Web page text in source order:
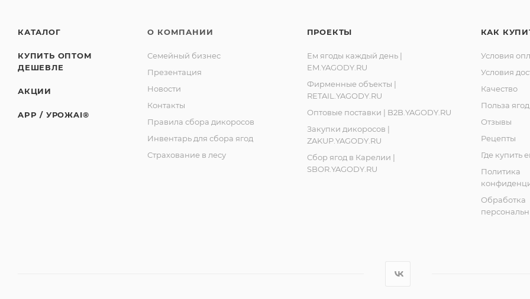
КАТАЛОГ
КУПИТЬ ОПТОМ
ДЕШЕВЛЕ
АКЦИИ
APP / УРОЖAI®
О КОМПАНИИ
Семейный бизнес
Презентация
Новости
Контакты
Правила сбора дикоросов
Инвентарь для сбора ягод
Страхование в лесу
ПРОЕКТЫ
Ем ягоды каждый день |
EM.YAGODY.RU
Фирменные объекты |
RETAIL.YAGODY.RU
Оптовые поставки | B2B.YAGODY.RU
Закупки дикоросов |
ZAKUP.YAGODY.RU
Сбор ягод в Карелии |
SBOR.YAGODY.RU
КАК
Условия
Условия
Качество
Польза ягод
Отзывы
Рецепты
Где купить
Политика
Обработка